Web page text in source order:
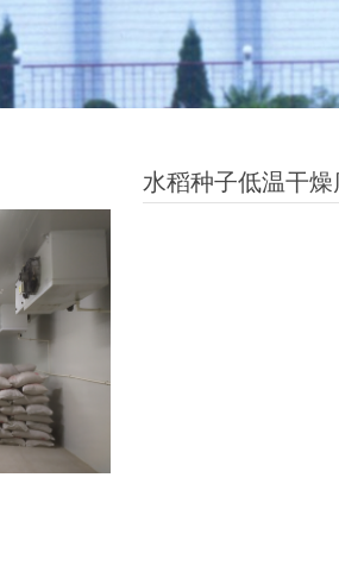
水稻种子低温干燥